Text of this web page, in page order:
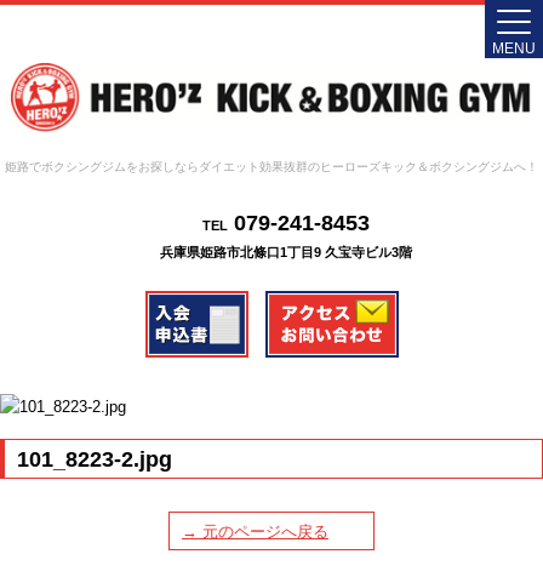
姫路でボクシングジムをお探しならダイエット効果抜群のヒーローズキック＆ボクシングジムへ！
TEL079-241-8453
兵庫県姫路市北條口1丁目9 久宝寺ビル3階
MENU
101_8223-2.jpg
→ 元のページへ戻る